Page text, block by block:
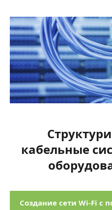
кабельные
Создание сети Wi-Fi с